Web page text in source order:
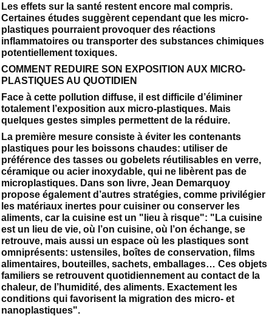
Les effets sur la santé restent encore mal compris.
Certaines études suggèrent cependant que les micro-
plastiques pourraient provoquer des réactions
inflammatoires ou transporter des substances chimiques
potentiellement toxiques.
COMMENT REDUIRE SON EXPOSITION AUX MICRO-
PLASTIQUES AU QUOTIDIEN
Face à cette pollution diffuse, il est difficile d’éliminer
totalement l’exposition aux micro-plastiques. Mais
quelques gestes simples permettent de la réduire.
La première mesure consiste à éviter les contenants
plastiques pour les boissons chaudes: utiliser de
préférence des tasses ou gobelets réutilisables en verre,
céramique ou acier inoxydable, qui ne libèrent pas de
microplastiques. Dans son livre, Jean Demarquoy
propose également d’autres stratégies, comme privilégier
les matériaux inertes pour cuisiner ou conserver les
aliments, car la cuisine est un "lieu à risque": "La cuisine
est un lieu de vie, où l’on cuisine, où l’on échange, se
retrouve, mais aussi un espace où les plastiques sont
omniprésents: ustensiles, boîtes de conservation, films
alimentaires, bouteilles, sachets, emballages… Ces objets
familiers se retrouvent quotidiennement au contact de la
chaleur, de l’humidité, des aliments. Exactement les
conditions qui favorisent la migration des micro- et
nanoplastiques".